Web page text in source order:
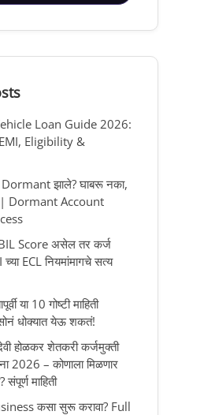
Loan Guide 2026:
Eligibility &
झाले? घाबरू नका,
Dormant Account
Score असेल तर कर्ज
च्या ECL नियमांमागचे सत्य
या 10 गोष्टी माहिती
धोक्यात येऊ शकतं!
होळकर शेतकरी कर्जमुक्ती
2026 – कोणाला मिळणार
माहिती
कसा सुरू करावा? Full